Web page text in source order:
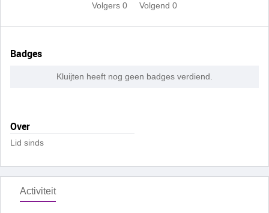
Volgers 0 Volgend 0
Badges
Kluijten heeft nog geen badges verdiend.
Over
Lid sinds
Activiteit